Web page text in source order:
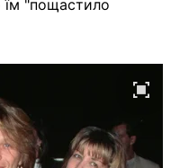
"пощастило